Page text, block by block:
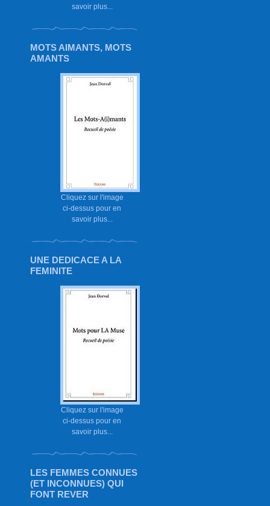
savoir plus...
MOTS AIMANTS, MOTS
AMANTS
Cliquez sur l'image
ci-dessus pour en
savoir plus...
UNE DEDICACE A LA
FEMINITE
Cliquez sur l'image
ci-dessus pour en
savoir plus...
LES FEMMES CONNUES
(ET INCONNUES) QUI
FONT REVER